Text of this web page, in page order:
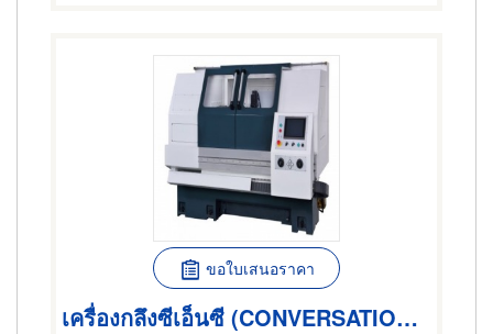
ขอใบเสนอราคา
เครื่องกลึงซีเอ็นซี (CONVERSATION LATHE)